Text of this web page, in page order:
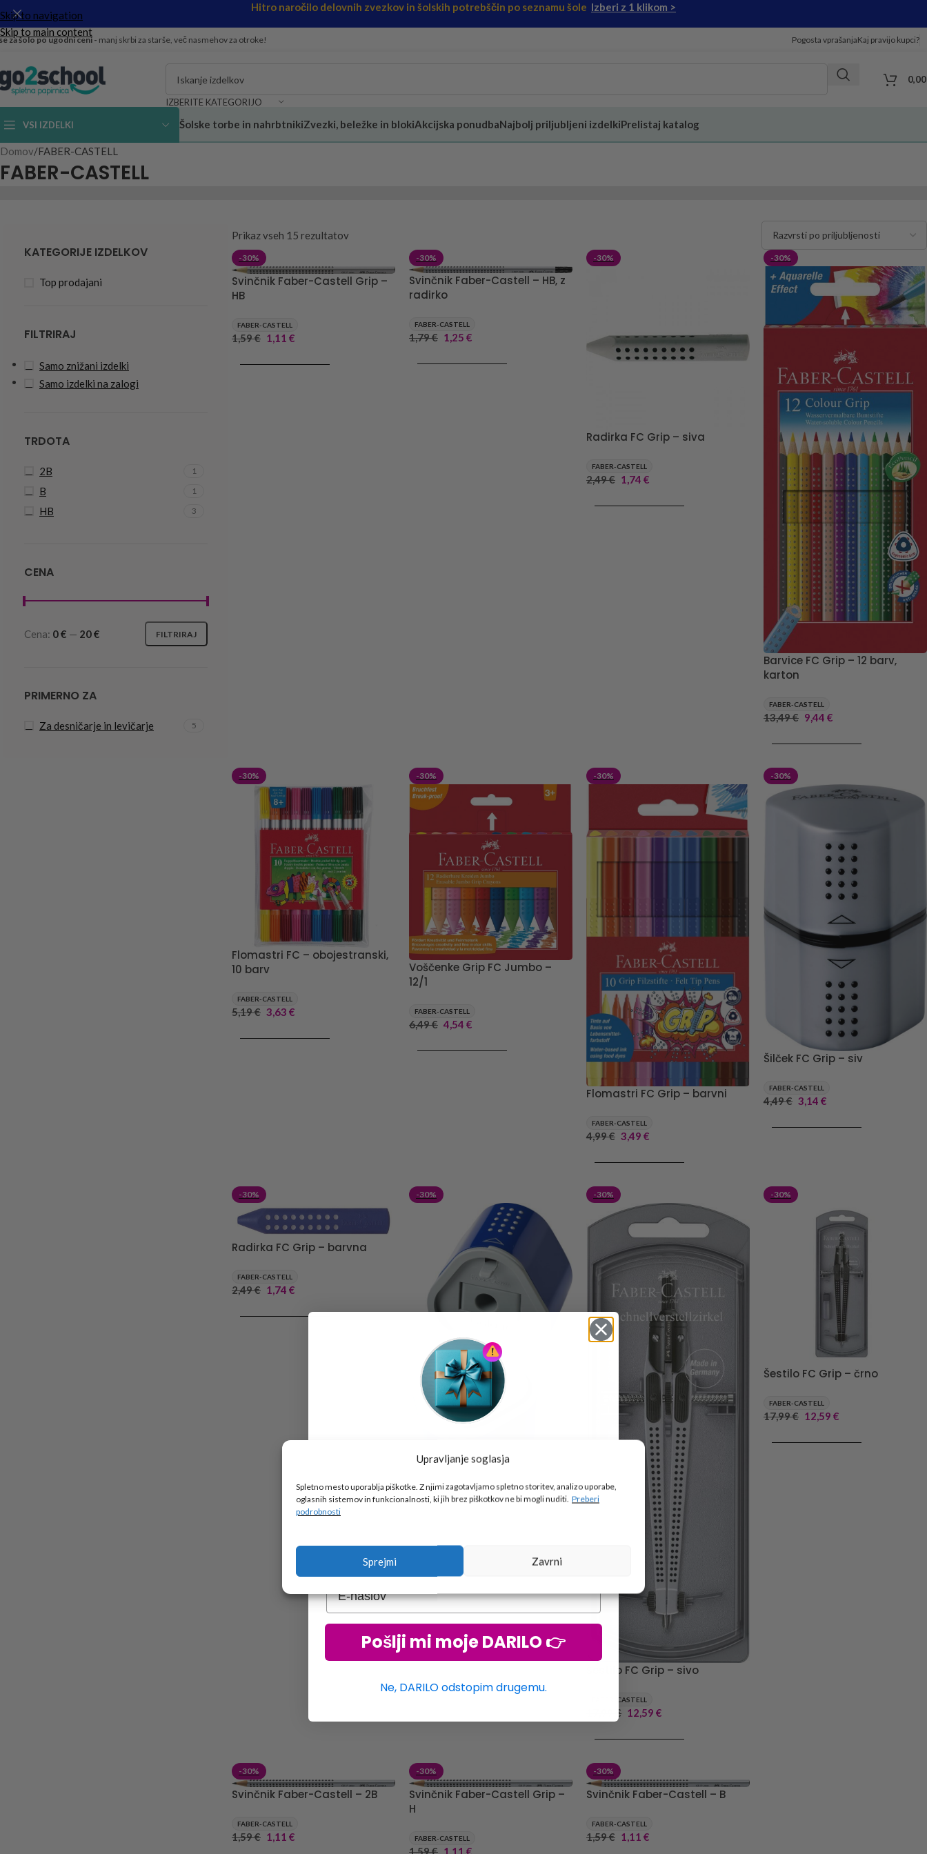
Upravljanje soglasja
Spletno mesto uporablja piškotke. Z njimi zagotavljamo spletno storitev, analizo uporabe,
oglasnih sistemov in funkcionalnosti, ki jih brez piškotkov ne bi mogli nuditi. Preberi
podrobnosti
Sprejmi Zavrni
Skip to navigation
Skip to main content
Hitro naročilo delovnih zvezkov in šolskih potrebščin po seznamu šole Izberi z 1 klikom >
za šolo po ugodni ceni - manj skrbi za starše, več nasmehov za otroke! Pogosta vprašanjaKaj pravijo kupci?
IZBERITE KATEGORIJO
VSI IZDELKI Šolske torbe in nahrbtnikiZvezki, beležke in blokiAkcijska ponudbaNajbolj priljubljeni izdelkiPrelistaj katalog
Domov FABER-CASTELL
FABER-CASTELL
KATEGORIJE IZDELKOV
Top prodajani
FILTRIRAJ
Samo znižani izdelki
Samo izdelki na zalogi
TRDOTA
2B 1
B 1
HB 3
CENA
FILTRIRAJ
Cena: 0 € — 20 €
PRIMERNO ZA
Za desničarje in levičarje 5
Prikaz vseh 15 rezultatov
-30%
Svinčnik Faber-Castell Grip –
HB
FABER-CASTELL
1,59€ 1,11 €
-30%
Svinčnik Faber-Castell – HB, z
radirko
FABER-CASTELL
1,79€ 1,25 €
-30%
Radirka FC Grip – siva
FABER-CASTELL
2,49€ 1,74 €
-30%
Barvice FC Grip – 12 barv,
karton
FABER-CASTELL
13,49€ 9,44 €
-30%
Flomastri FC – obojestranski,
10 barv
FABER-CASTELL
5,19€ 3,63 €
-30%
Voščenke Grip FC Jumbo –
12/1
FABER-CASTELL
6,49€ 4,54 €
-30%
Flomastri FC Grip – barvni
FABER-CASTELL
4,99€ 3,49 €
-30%
Šilček FC Grip – siv
FABER-CASTELL
4,49€ 3,14 €
-30%
Radirka FC Grip – barvna
FABER-CASTELL
2,49€ 1,74 €
DODAJ V KOŠARICO
-30%
Šilček FC Grip – rdeč/moder
4,49€ 3,14
DODAJ V KOŠARICO
-30%
Šestilo FC Grip – sivo
FABER-CASTELL
€ 12,59 €
-30%
Šestilo FC Grip – črno
FABER-CASTELL
17,99€ 12,59 €
-30%
Svinčnik Faber-Castell – 2B
FABER-CASTELL
1,59€ 1,11 €
-30%
Svinčnik Faber-Castell Grip –
H
FABER-CASTELL
1,59€ 1,11 €
-30%
Svinčnik Faber-Castell – B
FABER-CASTELL
1,59€ 1,11 €
🎁 DARILO
Vpiši podatke za prejem darilain se pridruži
Pošlji mi moje DARILO 👉
Ne, DARILO odstopim drugemu.